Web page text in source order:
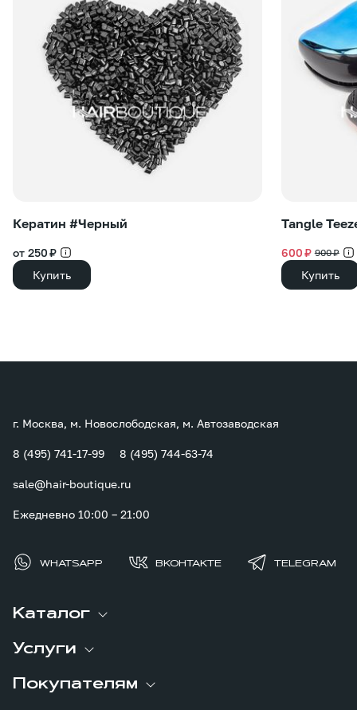
Кератин #Черный
от 250 ₽
Купить
Tangle
600 ₽ 900 ₽
Купить
Каталог
Услуги
Покупателям
г. Москва, м. Новослободская, м. Автозаводская
8 (495) 741-17-99 8 (495) 744-63-74
sale@hair-boutique.ru
Ежедневно 10:00 – 21:00
WHATSAPP ВКОНТАКТЕ TELEGRAM